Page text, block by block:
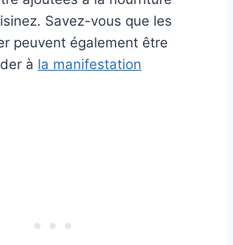
Savez-vous que les
peuvent également être
à la manifestation